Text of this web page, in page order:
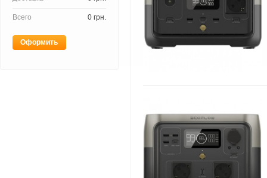
Всего 0 грн.
Оформить